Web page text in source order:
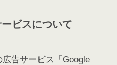
ビスについて
告サービス「Google